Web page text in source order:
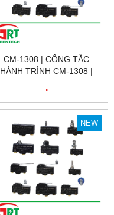
CM-1308 | CÔNG TẮC
HÀNH TRÌNH CM-1308 |
.
NEW